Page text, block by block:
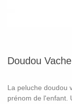
Doudou
La peluche doudou
prénom de l'enfant.